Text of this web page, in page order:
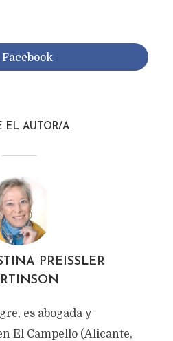
Facebook
EL AUTOR/A
PREISSLER
es abogada y
El Campello (Alicante,